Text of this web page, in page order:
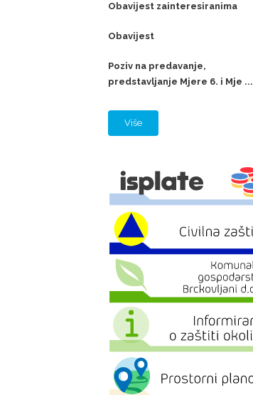
Obavijest zainteresiranima
Obavijest
Poziv na predavanje,
predstavljanje Mjere 6. i Mje ...
Više